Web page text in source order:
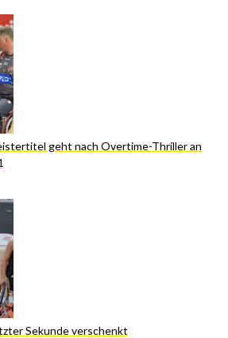
geht nach Overtime-Thriller an
Sekunde verschenkt